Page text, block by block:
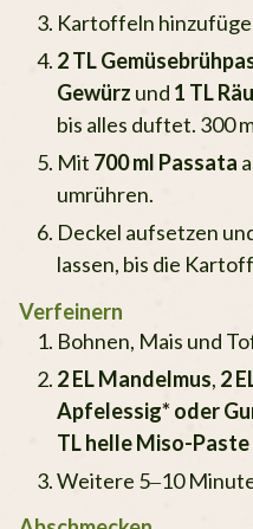
Kartoffeln
2 TL
Gewürz und 1 TL
bis alles duftet. 300
Mit 700 ml Passata
umrühren.
Deckel aufsetzen
lassen, bis die
Verfeinern
Bohnen, Mais und
2 EL Mandelmus, 2
Apfelessig* oder
TL helle Miso-
Weitere 5–10